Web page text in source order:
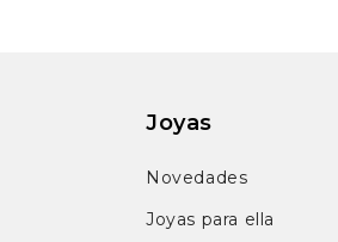
Joyas
Novedades
Joyas para ella